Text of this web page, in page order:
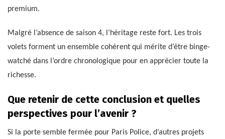
premium.
Malgré l’absence de saison 4, l’héritage reste fort. Les trois
volets forment un ensemble cohérent qui mérite d’être binge-
watché dans l’ordre chronologique pour en apprécier toute la
richesse.
Que retenir de cette conclusion et quelles
perspectives pour l’avenir ?
Si la porte semble fermée pour Paris Police, d’autres projets